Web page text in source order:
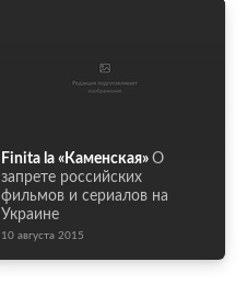
Finita la «Каменская» О
запрете российских
фильмов и сериалов на
Украине
10 августа 2015